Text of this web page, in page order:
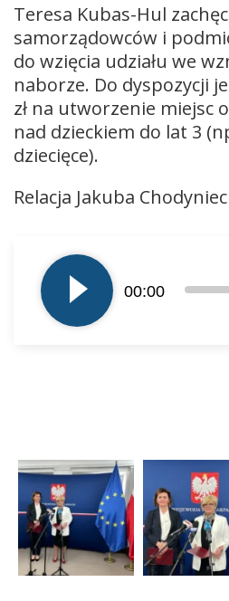
Teresa Kubas-Hul
samorządowców i
do wzięcia udziału we
naborze. Do dyspozycji
zł na utworzenie miejsc
nad dzieckiem do lat 3
dziecięce).
Relacja Jakuba
plików
dźwiękowych
00:00